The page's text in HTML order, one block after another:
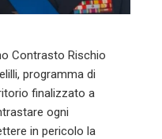
Contrasto Rischio
programma di
finalizzato a
ogni
in pericolo la